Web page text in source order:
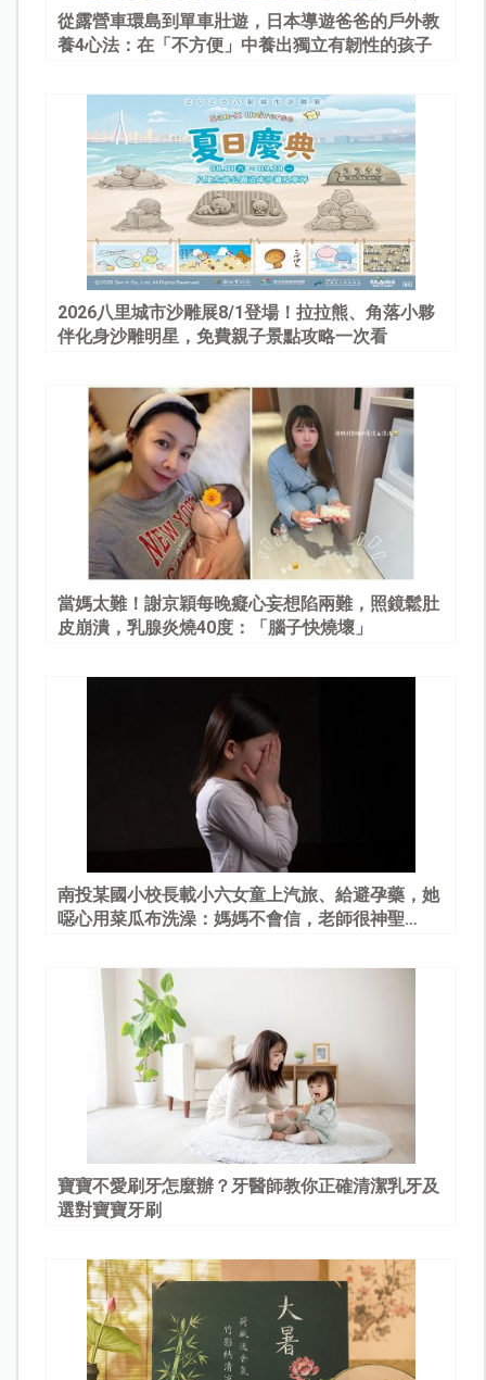
從露營車環島到單車壯遊，日本導遊爸爸的戶外教
養4心法：在「不方便」中養出獨立有韌性的孩子
2026八里城市沙雕展8/1登場！拉拉熊、角落小夥
伴化身沙雕明星，免費親子景點攻略一次看
當媽太難！謝京穎每晚癡心妄想陷兩難，照鏡鬆肚
皮崩潰，乳腺炎燒40度：「腦子快燒壞」
南投某國小校長載小六女童上汽旅、給避孕藥，她
噁心用菜瓜布洗澡：媽媽不會信，老師很神聖…
寶寶不愛刷牙怎麼辦？牙醫師教你正確清潔乳牙及
選對寶寶牙刷